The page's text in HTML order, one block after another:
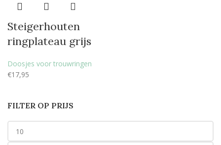
FILTER OP PRIJS
Steigerhouten
ringplateau grijs
Doosjes voor trouwringen
€17,95